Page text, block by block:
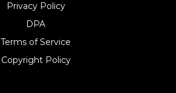
Privacy Policy
DPA
Terms of Service
Copyright Policy‎